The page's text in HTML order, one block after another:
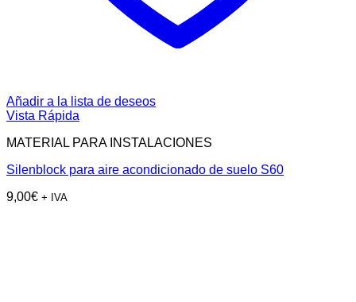
Añadir a la lista de deseos
Vista Rápida
MATERIAL PARA INSTALACIONES
Silenblock para aire acondicionado de suelo S60
9,00€ + IVA